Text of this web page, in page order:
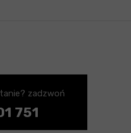
zadzwoń
751